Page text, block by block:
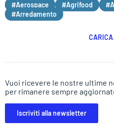
#Aerospace #Agrifood
#Arredamento
Vuoi ricevere le nostre ultime
per rimanere sempre
Iscriviti alla newsletter